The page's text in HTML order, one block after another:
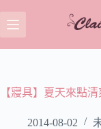
至
主
容【寢具】夏天來點
2014-08-02